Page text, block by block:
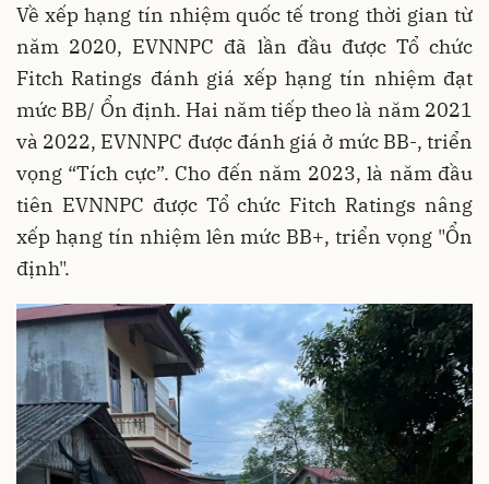
Về xếp hạng tín nhiệm quốc tế trong thời gian từ
năm 2020, EVNNPC đã lần đầu được Tổ chức
Fitch Ratings đánh giá xếp hạng tín nhiệm đạt
mức BB/ Ổn định. Hai năm tiếp theo là năm 2021
và 2022, EVNNPC được đánh giá ở mức BB-, triển
vọng “Tích cực”. Cho đến năm 2023, là năm đầu
tiên EVNNPC được Tổ chức Fitch Ratings nâng
xếp hạng tín nhiệm lên mức BB+, triển vọng "Ổn
định".